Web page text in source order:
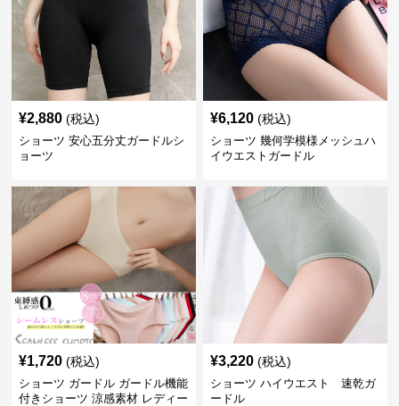
¥2,880 (税込)
ショーツ 安心五分丈ガードルシ
ョーツ
¥6,120 (税込)
ショーツ 幾何学模様メッシュハ
イウエストガードル
¥1,720 (税込)
ショーツ ガードル ガードル機能
付きショーツ 涼感素材 レディー
¥3,220 (税込)
ショーツ ハイウエスト 速乾ガ
ードル